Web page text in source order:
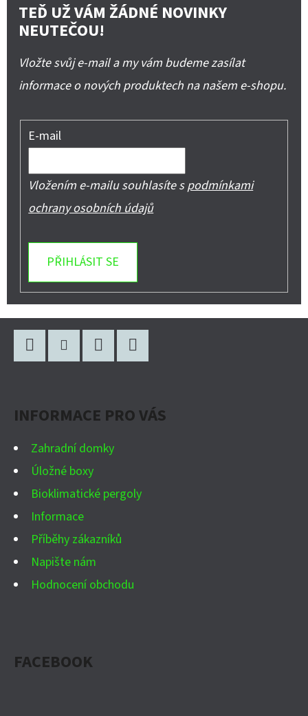
TEĎ UŽ VÁM ŽÁDNÉ NOVINKY
NEUTEČOU!
Vložte svůj e-mail a my vám budeme zasílat
informace o nových produktech na našem e-shopu.
E-mail
Vložením e-mailu souhlasíte spodmínkami
ochrany osobních údajů
PŘIHLÁSIT SE
INFORMACE PRO VÁS
Zahradní domky
Úložné boxy
Bioklimatické pergoly
Informace
Příběhy zákazníků
Napište nám
Hodnocení obchodu
FACEBOOK